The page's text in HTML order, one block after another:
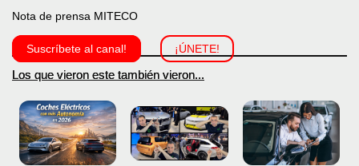
Nota de prensa MITECO
Suscríbete al canal! ¡ÚNETE!
Los que vieron este también vieron...